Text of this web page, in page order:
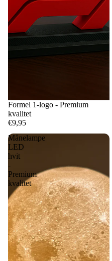
Formel 1-logo - Premium
kvalitet
€9,95
Månelampe
LED
hvit
-
Premium
kvalitet